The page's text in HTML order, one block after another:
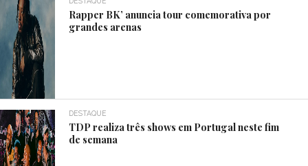
Rapper BK’ anuncia tour comemorativa por
grandes arenas
DESTAQUE
TDP realiza três shows em Portugal neste fim
de semana